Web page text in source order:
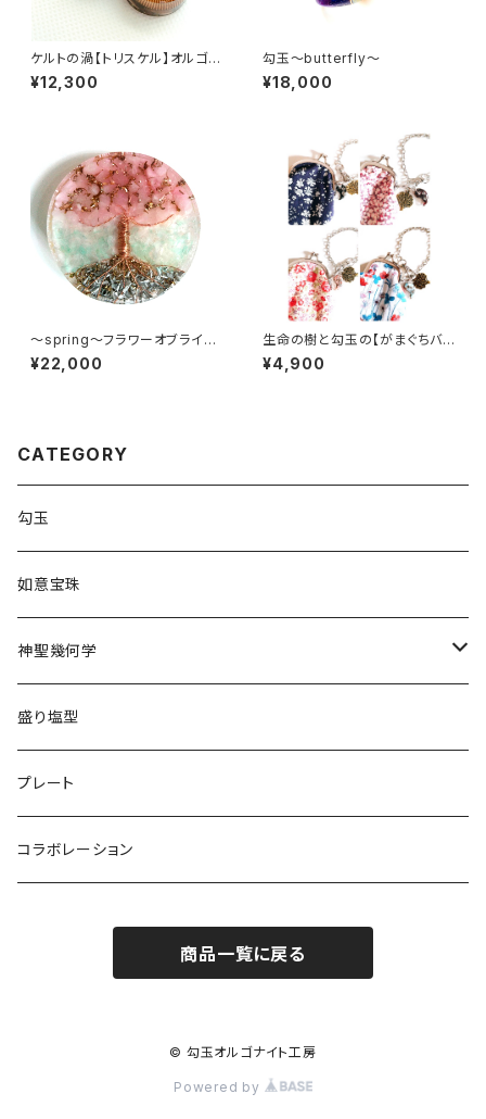
ケルトの渦【トリスケル】オルゴナ
イト
¥12,300
勾玉～butterfly～
¥18,000
～spring～フラワーオブライフ
コースター
¥22,000
生命の樹と勾玉の【がまぐちバッ
クチャーム】
¥4,900
CATEGORY
勾玉
如意宝珠
神聖幾何学
トリスケル
盛り塩型
プレート
コラボレーション
商品一覧に戻る
© 勾玉オルゴナイト工房
Powered by